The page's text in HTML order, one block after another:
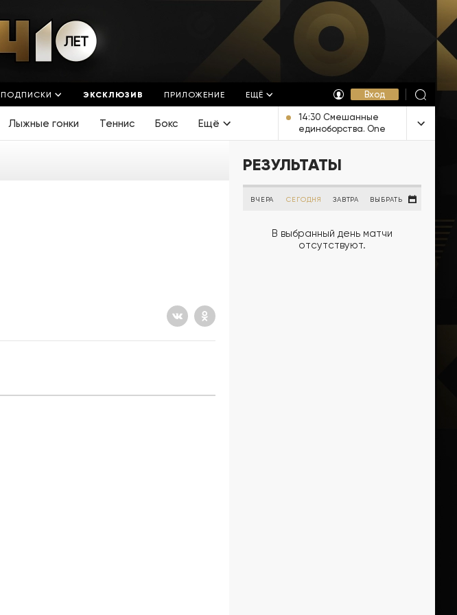
ПОДПИСКИ ЭКСКЛЮЗИВ ПРИЛОЖЕНИЕ ЕЩЁ Вход
Лыжные гонки Теннис Бокс Ещё
14:30 Смешанные
единоборства. One
FC. Прямая
Таиланда
РЕЗУЛЬТАТЫ
ВЧЕРА СЕГОДНЯ ЗАВТРА ВЫБРАТЬ
В выбранный день матчи
отсутствуют.